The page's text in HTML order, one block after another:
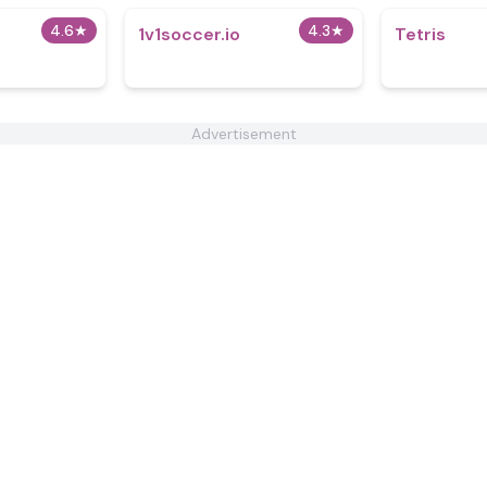
4.6★ 4.3★
1v1soccer.io Tetris
Advertisement